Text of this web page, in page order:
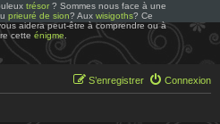
trésor? Sommes nous face à une
prieuré de sion? Aux wisigoths? Ce
aidera peut-être à comprendre ou à
cetteénigme
Connexion
S’enregistrer